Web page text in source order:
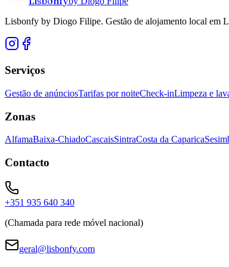
Lisbonfy by Diogo Filipe. Gestão de alojamento local em
Serviços
Gestão de anúnciosTarifas por noiteCheck-inLimpeza e
Zonas
AlfamaBaixa-ChiadoCascaisSintraCosta da Caparica
Contacto
+351 935 640 340
(Chamada para rede móvel nacional)
geral@lisbonfy.com